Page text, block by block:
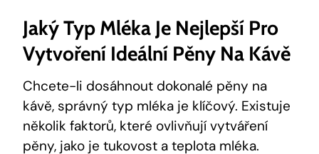
Jaký Typ Mléka Je Nejlepší Pro
Vytvoření Ideální Pěny Na Kávě
Chcete-li dosáhnout dokonalé pěny na
kávě, správný typ mléka je klíčový. Existuje
několik faktorů, které ovlivňují vytváření
pěny, jako je tukovost a teplota mléka.